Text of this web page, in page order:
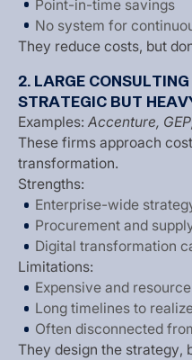
Point-in-time savings
No system for continuo
They reduce costs, but do
2. LARGE CONSULTING
STRATEGIC BUT HEAV
Examples: Accenture, GEP
These firms approach cost
transformation.
Strengths:
Enterprise-wide strateg
Procurement and suppl
Digital transformation c
Limitations:
Expensive and resource
Long timelines to realiz
Often disconnected fro
They design the strategy,